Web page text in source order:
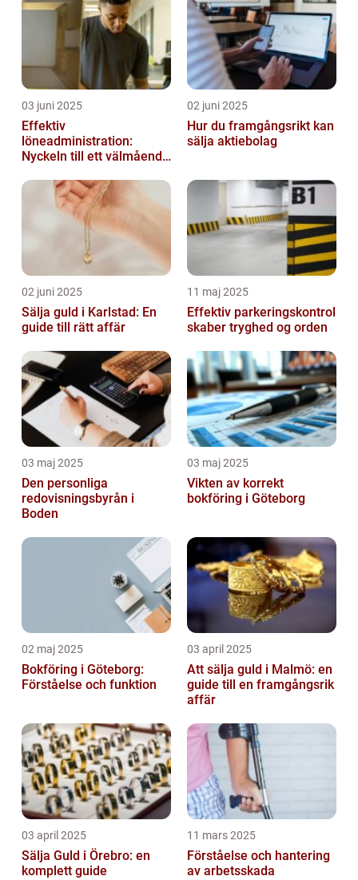
03 juni 2025
Effektiv
löneadministration:
Nyckeln till ett välmående
02 juni 2025
Hur du framgångsrikt kan
sälja aktiebolag
02 juni 2025
Sälja guld i Karlstad: En
guide till rätt affär
11 maj 2025
Effektiv parkeringskontrol
skaber tryghed og orden
03 maj 2025
Den personliga
redovisningsbyrån i
Boden
03 maj 2025
Vikten av korrekt
bokföring i Göteborg
02 maj 2025
Bokföring i Göteborg:
Förståelse och funktion
03 april 2025
Att sälja guld i Malmö: en
guide till en framgångsrik
affär
03 april 2025
Sälja Guld i Örebro: en
komplett guide
11 mars 2025
Förståelse och hantering
av arbetsskada